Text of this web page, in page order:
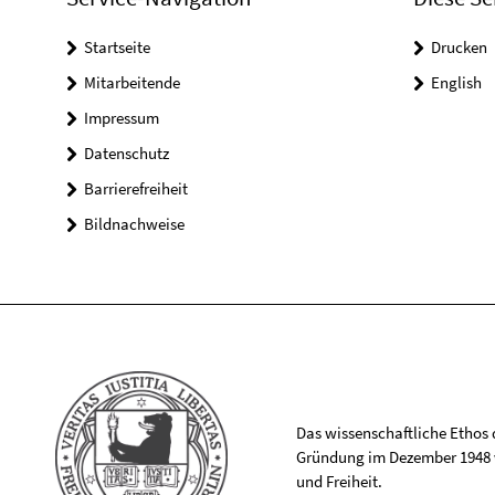
Startseite
Mitarbeitende
Impressum
Datenschutz
Barrierefreiheit
Bildnachweise
Drucken
English
Das wissenschaftliche
Gründung im Dezember
und Freiheit.